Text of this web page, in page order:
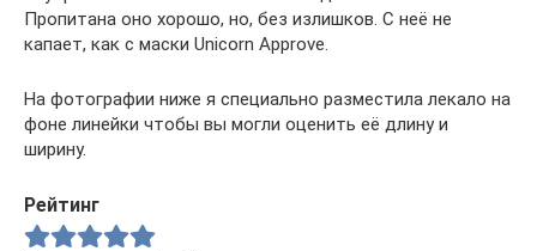
Пропитана оно хорошо, но, без излишков. С неё не
капает, как с маски Unicorn Approve.
На фотографии ниже я специально разместила лекало на
фоне линейки чтобы вы могли оценить её длину и
ширину.
Рейтинг